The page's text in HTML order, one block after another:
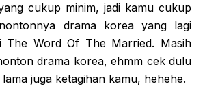
cukup minim, jadi kamu cukup
drama korea yang lagi
The Word Of The Married. Masih
drama korea, ehmm cek dulu
juga ketagihan kamu, hehehe.